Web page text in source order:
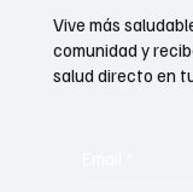
Vive más
comunidad y
salud directo en